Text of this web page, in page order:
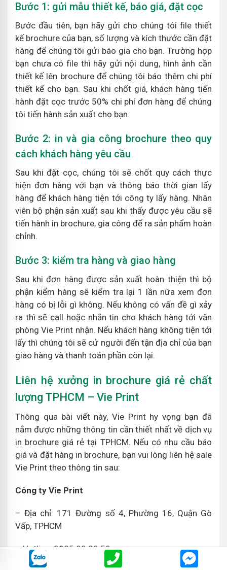
Bước 1: gửi mẫu thiết kế, báo giá, đặt cọc
Bước đầu tiên, bạn hãy gửi cho chúng tôi file thiết
kế brochure của bạn, số lượng và kích thước cần đặt
hàng để chúng tôi gửi báo gia cho bạn. Trường hợp
bạn chưa có file thì hãy gửi nội dung, hình ảnh cần
thiết kế lên brochure để chúng tôi báo thêm chi phí
thiết kế cho bạn. Sau khi chốt giá, khách hàng tiến
hành đặt cọc trước 50% chi phí đơn hàng để chúng
tôi tiến hành sản xuất cho bạn.
Bước 2: in và gia công brochure theo quy
cách khách hàng yêu cầu
Sau khi đặt cọc, chúng tôi sẽ chốt quy cách thực
hiện đơn hàng với bạn và thông báo thời gian lấy
hàng để khách hàng tiện tới công ty lấy hàng. Nhân
viên bộ phận sản xuất sau khi thấy được yêu cầu sẽ
tiến hành in brochure, gia công để ra sản phẩm hoàn
chỉnh.
Bước 3: kiểm tra hàng và giao hàng
Sau khi đơn hàng được sản xuất hoàn thiện thì bộ
phận kiểm hàng sẽ kiểm tra lại 1 lần nữa xem đơn
hàng có bị lỗi gì không. Nếu không có vấn đề gì xảy
ra thì sẽ call hoặc nhắn tin cho khách hàng tới văn
phòng Vie Print nhận. Nếu khách hàng không tiện tới
lấy thì chúng tôi sẽ cử người đến tận địa chỉ của bạn
giao hàng và thanh toán phần còn lại.
Liên hệ xưởng in brochure giá rẻ chất
lượng TPHCM – Vie Print
Thông qua bài viết này, Vie Print hy vọng bạn đã
nắm được những thông tin cần thiết nhất về dịch vụ
in brochure giá rẻ tại TPHCM. Nếu có nhu cầu báo
giá và đặt hàng in brochure, bạn vui lòng liên hệ sale
Vie Print theo thông tin sau:
Công ty Vie Print
– Địa chỉ: 171 Đường số 4, Phường 16, Quận Gò
Vấp, TPHCM
– Hotline: 0985 90 20 50